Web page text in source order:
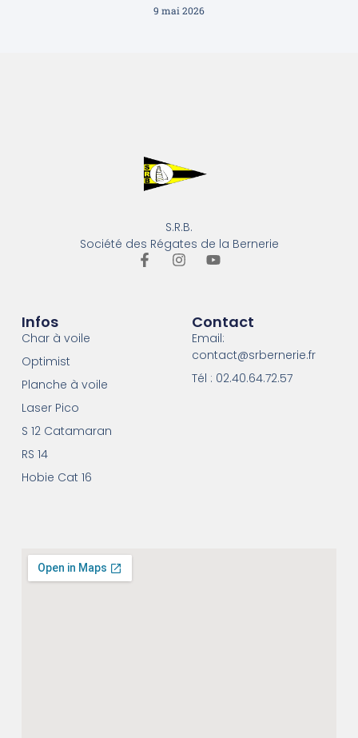
9 mai 2026
S.R.B.
Société des Régates de la Bernerie
Infos
Char à voile
Optimist
Planche à voile
Laser Pico
S 12 Catamaran
RS 14
Hobie Cat 16
Contact
Email:
contact@srbernerie.fr
Tél : 02.40.64.72.57